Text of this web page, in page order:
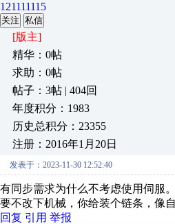
121111115
关注 私信
[版主]
精华：0帖
求助：0帖
帖子：3帖 | 404回
年度积分：1983
历史总积分：23355
注册：2016年1月20日
发表于：2023-11-30 12:52:40
有同步需求为什么不考虑使用伺服。
要不改下机械，你给装个链条，像
回复 引用 举报